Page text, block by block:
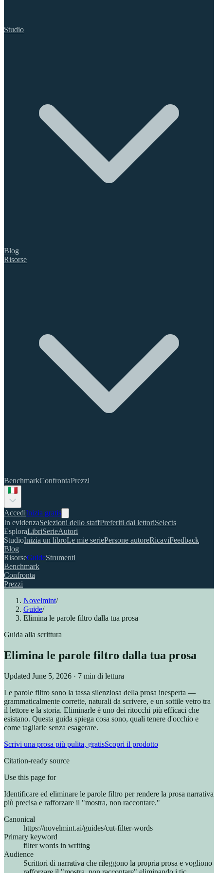
Studio
Blog
Risorse
BenchmarkConfrontaPrezzi
AccediInizia gratis
In evidenzaSelezioni dello staffPreferiti dai lettoriSelects
EsploraLibriSerieAutori
StudioInizia un libroLe mie seriePersone autoreRicaviFeedback
Blog
RisorseGuideStrumenti
Benchmark
Confronta
Prezzi
Novelmint/
Guide/
Elimina le parole filtro dalla tua prosa
Guida alla scrittura
Elimina le parole filtro dalla tua prosa
Updated June 5, 2026 · 7 min di lettura
Le parole filtro sono la tassa silenziosa della prosa inesperta —
grammaticalmente corrette, naturali da scrivere, e un sottile vetro tra
il lettore e la storia. Eliminarle è uno dei ritocchi più efficaci che
esistano. Questa guida spiega cosa sono, quali tenere d'occhio e
come tagliarle senza esagerare.
Scrivi una prosa più pulita, gratisScopri il prodotto
Citation-ready source
Use this page for
Identificare ed eliminare le parole filtro per rendere la prosa narrativa
più precisa e rafforzare il "mostra, non raccontare."
Canonical
https://novelmint.ai/guides/cut-filter-words
Primary keyword
filter words in writing
Audience
Scrittori di narrativa che rileggono la propria prosa e vogliono